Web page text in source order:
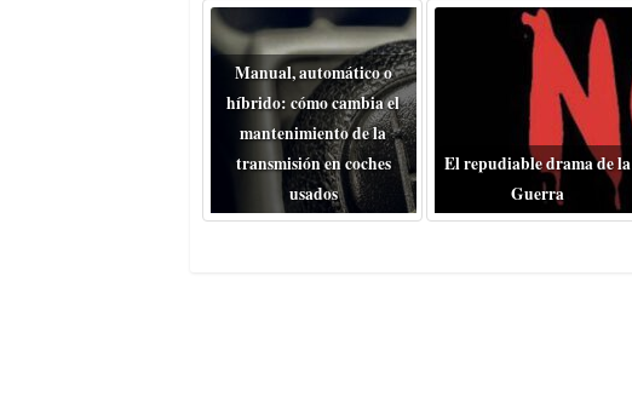
Manual, automático o
híbrido: cómo cambia el
mantenimiento de la
transmisión en coches
usados
El repudiable drama de la
Guerra